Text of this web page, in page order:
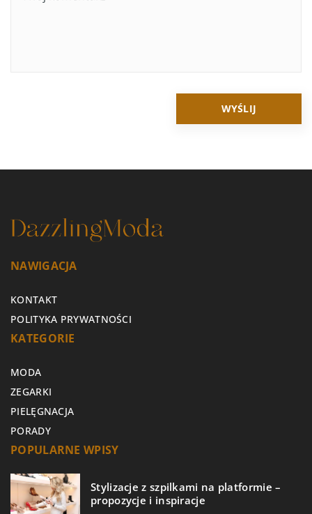
NAWIGACJA
KONTAKT
POLITYKA PRYWATNOŚCI
KATEGORIE
MODA
ZEGARKI
PIELĘGNACJA
PORADY
POPULARNE WPISY
Stylizacje z szpilkami na platformie –
propozycje i inspiracje